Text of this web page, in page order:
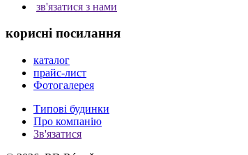
зв'язатися з нами
корисні посилання
каталог
прайс-лист
Фотогалерея
Типові будинки
Про компанію
Зв'язатися